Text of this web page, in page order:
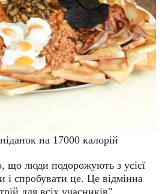
на 17000 калорій
що люди подорожують з усієї
і спробувати це. Це відмінна